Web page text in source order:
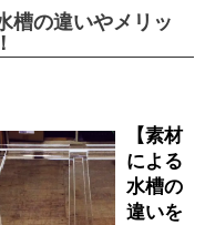
槽の違いやメリッ
【素材
による
水槽の
違いを